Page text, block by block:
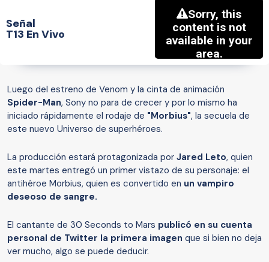
Señal
T13 En Vivo
Luego del estreno de Venom y la cinta de animación
Spider-Man, Sony no para de crecer y por lo mismo ha
iniciado rápidamente el rodaje de "Morbius", la secuela de
este nuevo Universo de superhéroes.
La producción estará protagonizada por Jared Leto, quien
este martes entregó un primer vistazo de su personaje: el
antihéroe Morbius, quien es convertido en un vampiro
deseoso de sangre.
El cantante de 30 Seconds to Mars publicó en su cuenta
personal de Twitter la primera imagen que si bien no deja
ver mucho, algo se puede deducir.